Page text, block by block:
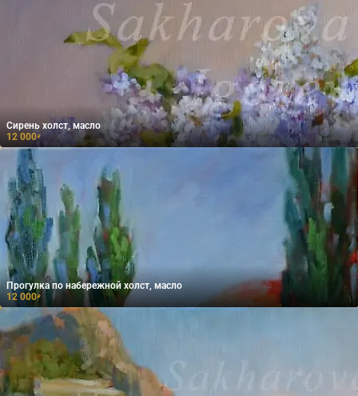
Сирень холст, масло
12 000₽
Прогулка по набережной холст, масло
12 000₽